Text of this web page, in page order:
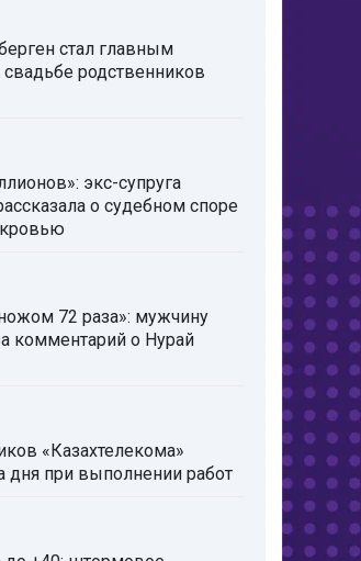
стал главным
родственников
экс-супруга
о судебном споре
72 раза»: мужчину
комментарий о Нурай
«Казахтелекома»
дня при выполнении работ